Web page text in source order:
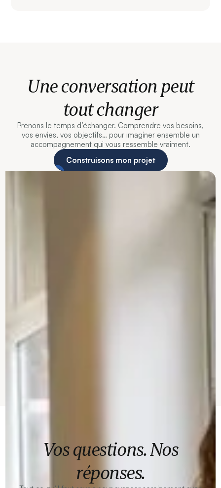
Une conversation peut
tout changer
Prenons le temps d’échanger. Comprendre vos besoins,
vos envies, vos objectifs… pour imaginer ensemble un
accompagnement qui vous ressemble vraiment.
Construisons mon projet
Vos questions. Nos
réponses.